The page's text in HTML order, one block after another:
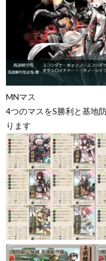
MNマス
4つのマスをS勝利と基地
ります